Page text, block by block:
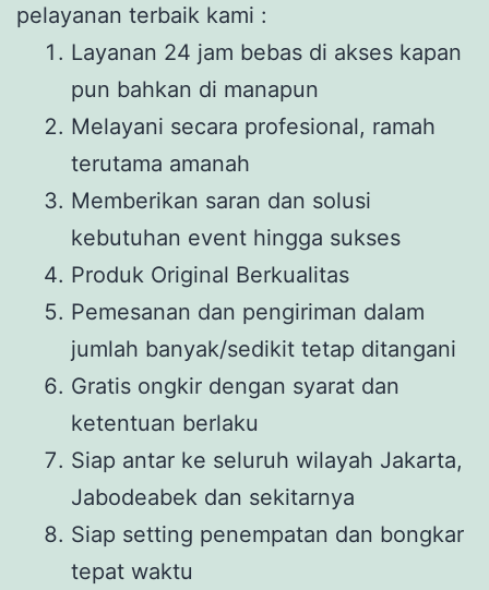
pelayanan terbaik kami :
Layanan 24 jam bebas di akses kapan
pun bahkan di manapun
Melayani secara profesional, ramah
terutama amanah
Memberikan saran dan solusi
kebutuhan event hingga sukses
Produk Original Berkualitas
Pemesanan dan pengiriman dalam
jumlah banyak/sedikit tetap ditangani
Gratis ongkir dengan syarat dan
ketentuan berlaku
Siap antar ke seluruh wilayah Jakarta,
Jabodeabek dan sekitarnya
Siap setting penempatan dan bongkar
tepat waktu